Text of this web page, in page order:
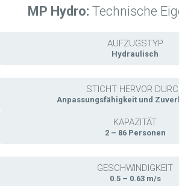
MP Hydro: Technische
AUFZUGSTYP
Hydraulisch
STICHT HERVOR
Anpassungsfähigkeit und
KAPAZITÄT
2 – 86 Personen
GESCHWINDIGKEIT
0.5 – 0.63 m/s